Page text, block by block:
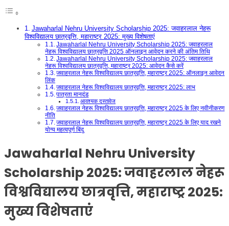
Jawaharlal Nehru University Scholarship 2025: जवाहरलाल नेहरू
विश्वविद्यालय छात्रवृत्ति, महाराष्ट्र 2025: मुख्य विशेषताएं
Jawaharlal Nehru University Scholarship 2025: जवाहरलाल
नेहरू विश्वविद्यालय छात्रवृत्ति 2025 ऑनलाइन आवेदन करने की अंतिम तिथि
Jawaharlal Nehru University Scholarship 2025: जवाहरलाल
नेहरू विश्वविद्यालय छात्रवृत्ति, महाराष्ट्र 2025: आवेदन कैसे करें
जवाहरलाल नेहरू विश्वविद्यालय छात्रवृत्ति, महाराष्ट्र 2025: ऑनलाइन आवेदन
लिंक
जवाहरलाल नेहरू विश्वविद्यालय छात्रवृत्ति, महाराष्ट्र 2025: लाभ
पात्रता मानदंड
आवश्यक दस्तावेज
जवाहरलाल नेहरू विश्वविद्यालय छात्रवृत्ति, महाराष्ट्र 2025 के लिए नवीनीकरण
नीति
जवाहरलाल नेहरू विश्वविद्यालय छात्रवृत्ति, महाराष्ट्र 2025 के लिए याद रखने
योग्य महत्वपूर्ण बिंदु
Jawaharlal Nehru University
Scholarship 2025: जवाहरलाल नेहरू
विश्वविद्यालय छात्रवृत्ति, महाराष्ट्र 2025:
मुख्य विशेषताएं